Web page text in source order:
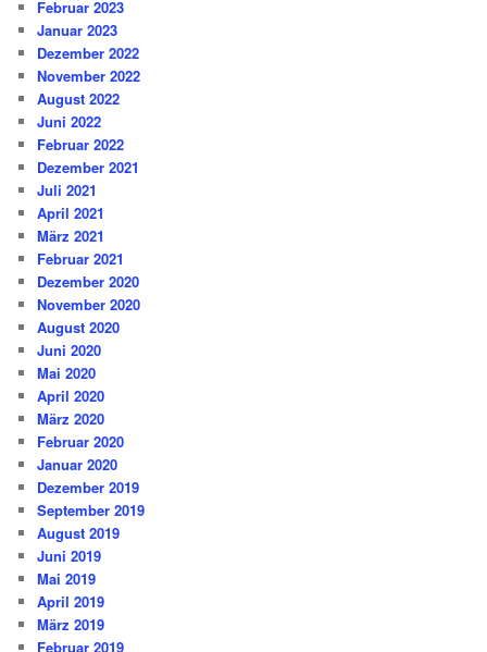
Februar 2023
Januar 2023
Dezember 2022
November 2022
August 2022
Juni 2022
Februar 2022
Dezember 2021
Juli 2021
April 2021
März 2021
Februar 2021
Dezember 2020
November 2020
August 2020
Juni 2020
Mai 2020
April 2020
März 2020
Februar 2020
Januar 2020
Dezember 2019
September 2019
August 2019
Juni 2019
Mai 2019
April 2019
März 2019
Februar 2019